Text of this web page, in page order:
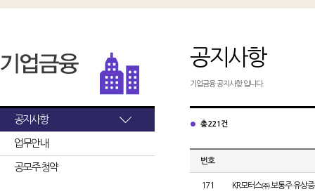
공지사항
업무안내
공모주 청약
공지사항
기업금융 공지사항 입니다.
총 221건
번호
171 KR모터스㈜ 보통주 유상